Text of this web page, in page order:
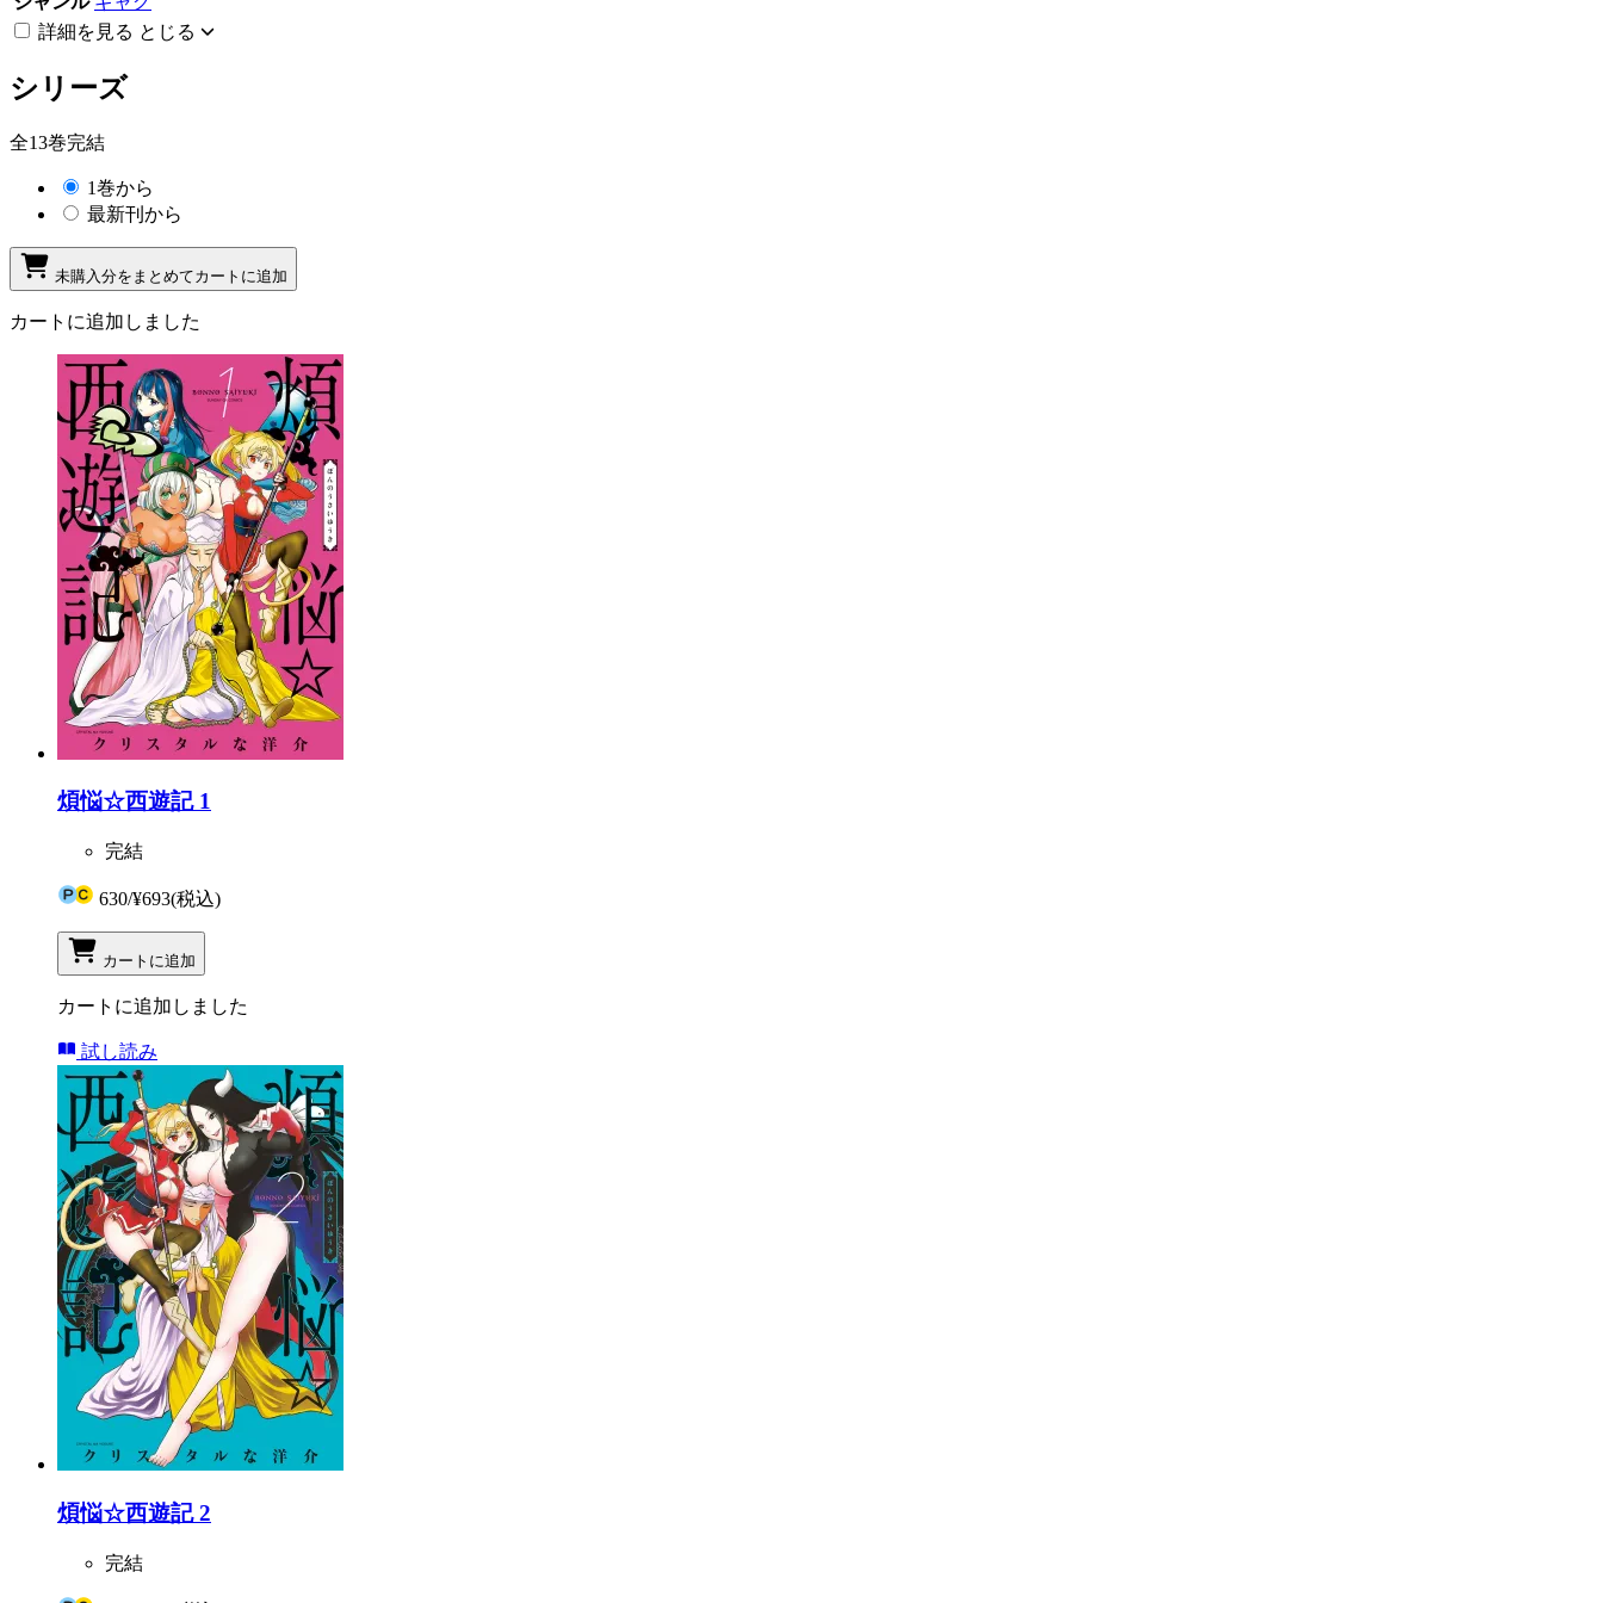
詳細を見る とじる
シリーズ
全13巻完結
1巻から
最新刊から
未購入分をまとめてカートに追加
カートに追加しました
煩悩☆西遊記 1
完結
630/¥693(税込)
カートに追加
カートに追加しました
試し読み
煩悩☆西遊記 2
完結